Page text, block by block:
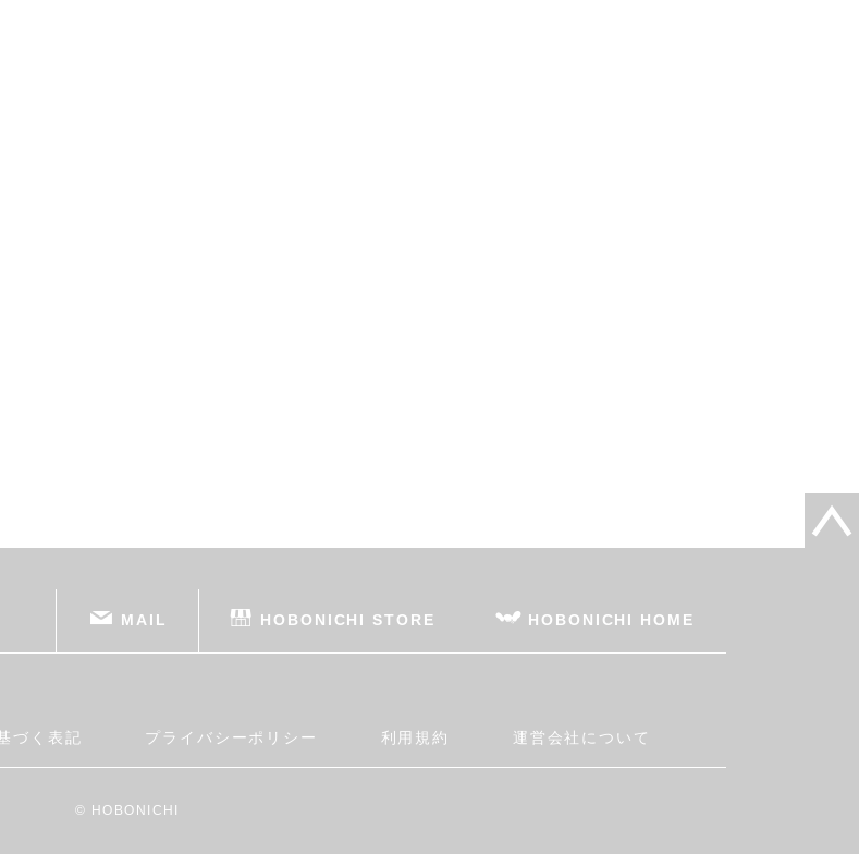
MAIL HOBONICHI STORE HOBONICHI HOME
づく表記 プライバシーポリシー 利用規約 運営会社について
© HOBONICHI